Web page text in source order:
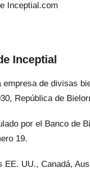
Inceptial.com
Inceptial
de divisas
República de
por el Banco de
19.
EE. UU., Canadá,